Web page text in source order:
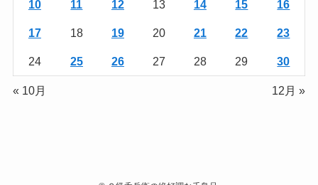
10 11 12 13 14 15 16
17 18 19 20 21 22 23
24 25 26 27 28 29 30
« 10月 12月 »